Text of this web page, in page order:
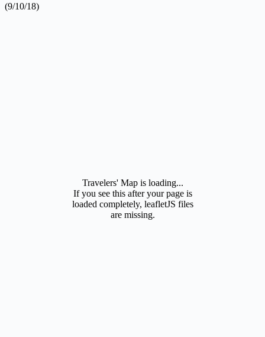
(9/10/18)
Travelers' Map is loading...
If you see this after your page is
loaded completely, leafletJS files
are missing.